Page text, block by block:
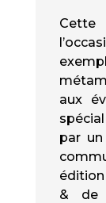
aux
par
& de